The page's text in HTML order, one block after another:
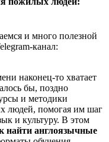
и много полезной
канал:
наконец-то хватает
бы, поздно
и методики
людей, помогая им шаг
и культуру. В этом
найти англоязычные